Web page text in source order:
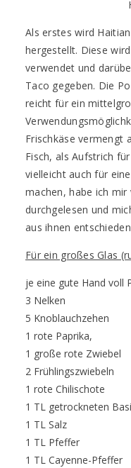
Als erstes wird
hergestellt. Diese
verwendet und
Taco gegeben. Die
reicht für ein
Frischkäse vermengt
Fisch, als Aufstrich
vielleicht auch für
machen, habe ich mir
durchgelesen und
aus ihnen
Für ein großes Glas
je eine gute Hand voll
3 Nelken
5 Knoblauchzehen
1 rote Paprika,
1 große rote Zwiebel
2 Frühlingszwiebeln
1 rote Chilischote
1 TL getrockneten
1 TL Salz
1 TL Pfeffer
1 TL Cayenne-Pfeffer